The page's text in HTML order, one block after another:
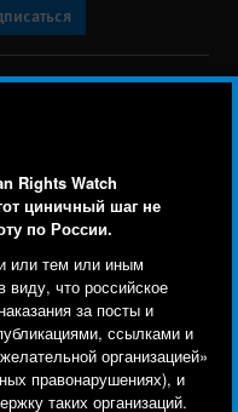
Rights Watch
циничный шаг не
по России.
или тем или иным
виду, что российское
за посты и
ссылками и
организацией»
правонарушениях), и
таких организаций.
Карта сайта
34th Floor | New York,NY
registered in the US
технологии
кто посещает
с ним.
с этим.